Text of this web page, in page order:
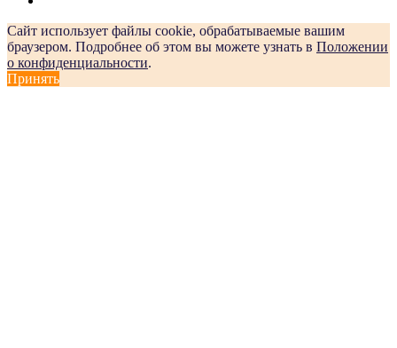
Сайт использует файлы cookie, обрабатываемые вашим
браузером. Подробнее об этом вы можете узнать в Положении
о конфиденциальности.
Принять